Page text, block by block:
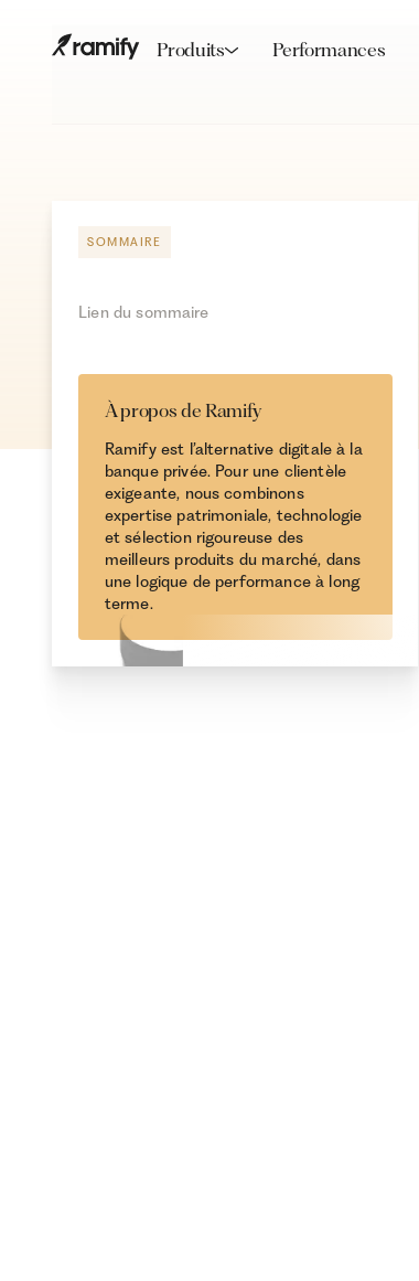
Produits Performances
SOMMAIRE
Lien du sommaire
À propos de Ramify
Ramify est l’alternative digitale à la
banque privée. Pour une clientèle
exigeante, nous combinons
expertise patrimoniale, technologie
et sélection rigoureuse des
meilleurs produits du marché, dans
une logique de performance à long
terme.